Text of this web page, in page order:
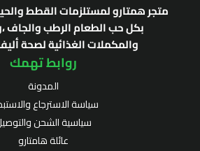
متجر همتارو لمستلزمات القطط
بكل حب الطعام الرطب والجاف
والمكملات الغذائية لصحة
روابط تهمك
المدونة
سياسة الاسترجاع
سياسية الشحن
عائلة هامتارو